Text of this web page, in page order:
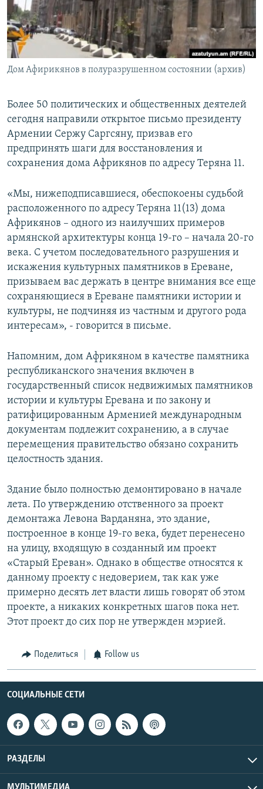
Հայերեն
English
Русский
Все сайты Радио Азатутюн
Дом Афирикянов в полуразрушенном состоянии (архив)
Более 50 политических и общественных деятелей
сегодня направили открытое письмо президенту
Армении Сержу Саргсяну, призвав его
предпринять шаги для восстановления и
сохранения дома Африкянов по адресу Теряна 11.
«Мы, нижеподписавшиеся, обеспокоены судьбой
расположенного по адресу Теряна 11(13) дома
Африкянов – одного из наилучших примеров
армянской архитектуры конца 19-го – начала 20-го
века. С учетом последовательного разрушения и
искажения культурных памятников в Ереване,
призываем вас держать в центре внимания все еще
сохраняющиеся в Ереване памятники истории и
культуры, не подчиняя из частным и другого рода
интересам», - говорится в письме.
Напомним, дом Африкяном в качестве памятника
республиканского значения включен в
государственный список недвижимых памятников
истории и культуры Еревана и по закону и
ратифицированным Арменией международным
документам подлежит сохранению, а в случае
перемещения правительство обязано сохранить
целостность здания.
Здание было полностью демонтировано в начале
лета. По утверждению отственного за проект
демонтажа Левона Варданяна, это здание,
построенное в конце 19-го века, будет перенесено
на улицу, входящую в созданный им проект
«Старый Ереван». Однако в обществе относятся к
данному проекту с недоверием, так как уже
примерно десять лет власти лишь говорят об этом
проекте, а никаких конкретных шагов пока нет.
Этот проект до сих пор не утвержден мэрией.
Поделиться Follow us
СОЦИАЛЬНЫЕ СЕТИ
РАЗДЕЛЫ